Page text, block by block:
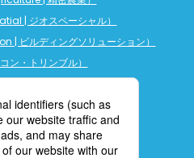
| ジオスペーシャル）
ビルディングソリューション）
ン・トリンブル）
ングソリューション）
ント（精密農業）